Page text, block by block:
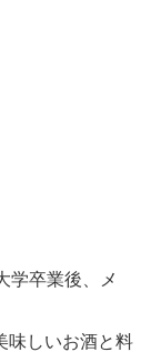
卒業後、メ
味しいお酒と料